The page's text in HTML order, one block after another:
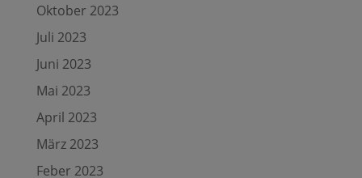
Oktober 2023
Juli 2023
Juni 2023
Mai 2023
April 2023
März 2023
Feber 2023